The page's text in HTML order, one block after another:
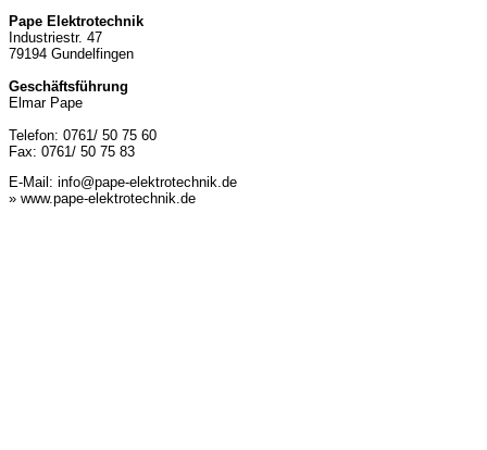
Pape Elektrotechnik
Industriestr. 47
79194 Gundelfingen
Geschäftsführung
Elmar Pape
Telefon: 0761/ 50 75 60
Fax: 0761/ 50 75 83
E-Mail: info@pape-elektrotechnik.de
» www.pape-elektrotechnik.de